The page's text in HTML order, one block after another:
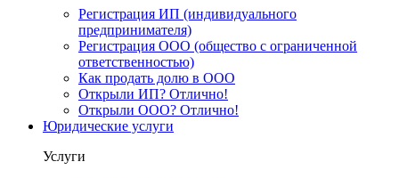
Регистрация ИП (индивидуального
предпринимателя)
Регистрация ООО (общество с ограниченной
ответственностью)
Как продать долю в ООО
Открыли ИП? Отлично!
Открыли ООО? Отлично!
Юридические услуги
Услуги